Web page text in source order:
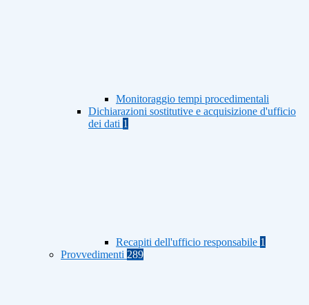
Monitoraggio tempi procedimentali
Dichiarazioni sostitutive e acquisizione d'ufficio
dei dati 1
Recapiti dell'ufficio responsabile 1
Provvedimenti 289